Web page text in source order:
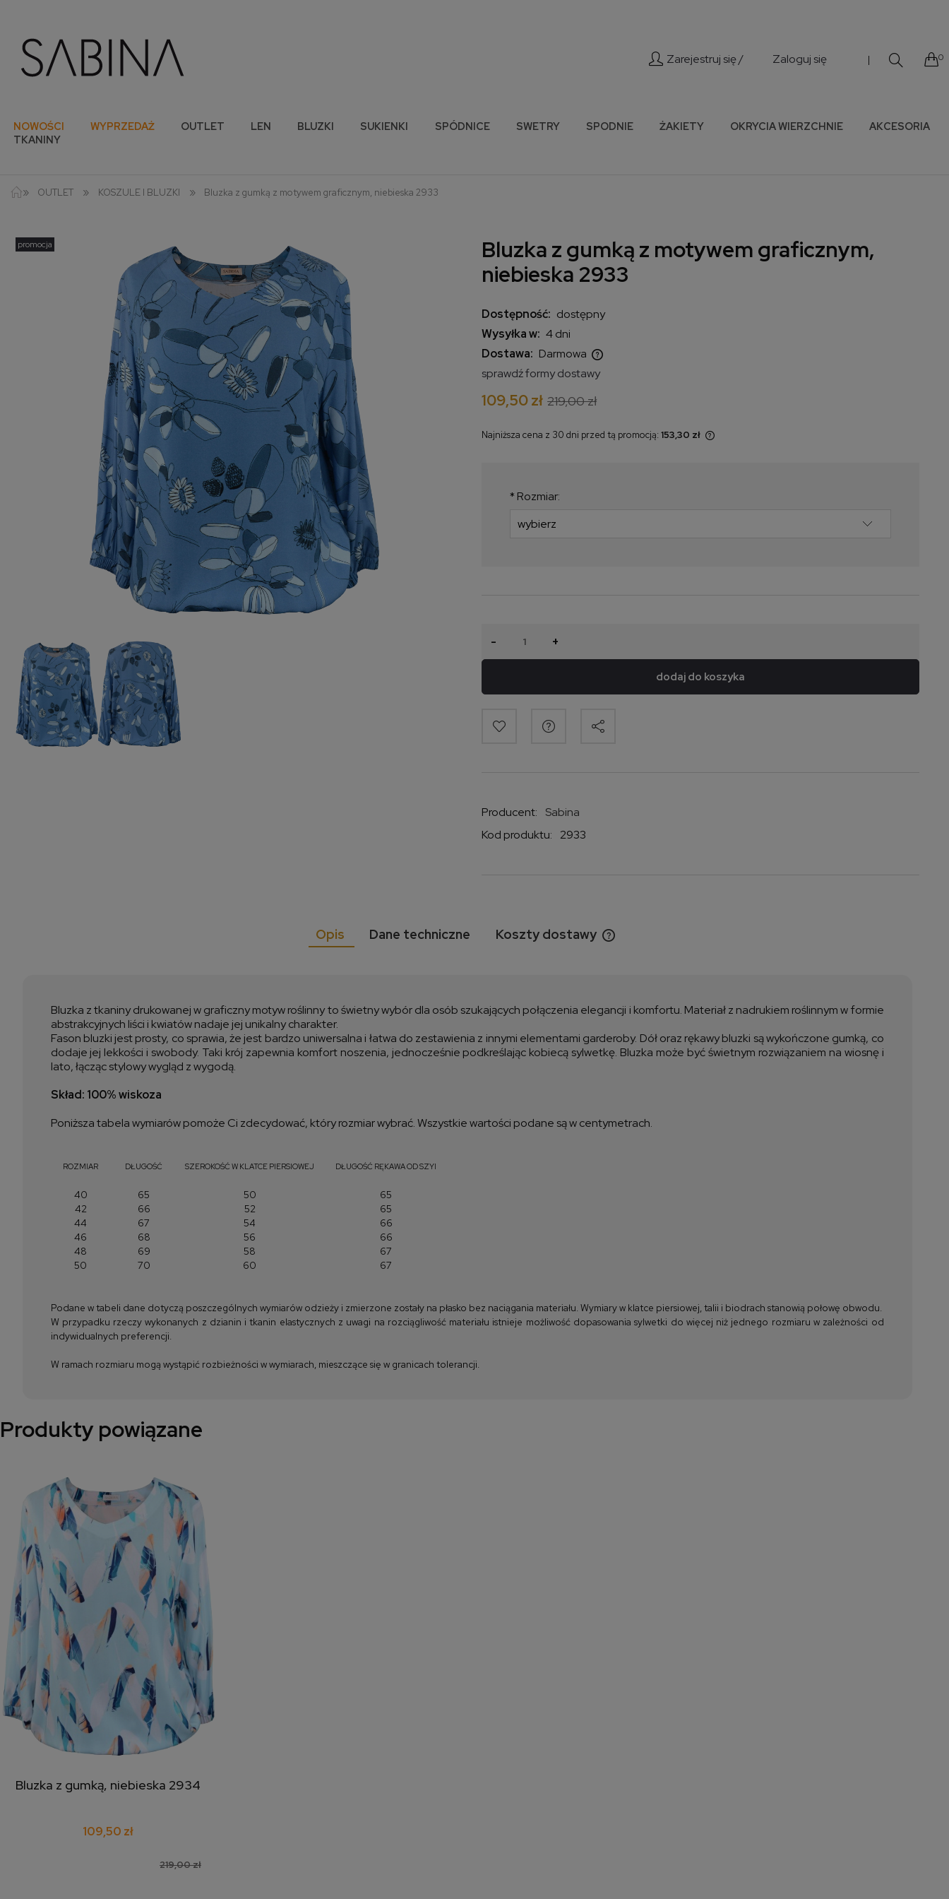
Zarejestruj się / Zaloguj się | 0
NOWOŚCI WYPRZEDAŻ OUTLET LEN BLUZKI SUKIENKI SPÓDNICE SWETRY SPODNIE ŻAKIETY OKRYCIA WIERZCHNIE
AKCESORIA
TKANINY
» OUTLET » KOSZULE I BLUZKI » Bluzka z gumką z motywem graficznym, niebieska 2933
promocja
Bluzka z gumką z motywem graficznym,
niebieska 2933
Dostępność: dostępny
Wysyłka w: 4 dni
Dostawa: Darmowa
kosztów płatności
sprawdź formy dostawy
109,50 zł 219,00 zł
Najniższa cena z 30 dni przed tą promocją: 153,30 zł
najniższa cena od momentu, kiedy
* Rozmiar:
- +
dodaj do koszyka
Producent:
Sabina
Kod produktu:
2933
Opis Dane techniczne Koszty dostawy
Bluzka z tkaniny drukowanej w graficzny motyw roślinny to świetny wybór dla osób szukających połączenia elegancji i komfortu. Materiał z nadrukiem roślinnym w formie
abstrakcyjnych liści i kwiatów nadaje jej unikalny charakter.
Fason bluzki jest prosty, co sprawia, że jest bardzo uniwersalna i łatwa do zestawienia z innymi elementami garderoby. Dół oraz rękawy bluzki są wykończone gumką, co
dodaje jej lekkości i swobody. Taki krój zapewnia komfort noszenia, jednocześnie podkreślając kobiecą sylwetkę. Bluzka może być świetnym rozwiązaniem na wiosnę i
lato, łącząc stylowy wygląd z wygodą.
Skład: 100% wiskoza
Poniższa tabela wymiarów pomoże Ci zdecydować, który rozmiar wybrać. Wszystkie wartości podane są w centymetrach.
ROZMIAR DŁUGOŚĆ SZEROKOŚĆ W KLATCE PIERSIOWEJ DŁUGOŚĆ RĘKAWA OD SZYI
40 65 50
65
42
66 52
65
44
67 54
66
46
68 56
66
48
69 58
67
50
70 60 67
Podane w tabeli dane dotyczą poszczególnych wymiarów odzieży i zmierzone zostały na płasko bez naciągania materiału. Wymiary w klatce piersiowej, talii i biodrach stanowią połowę obwodu.
W przypadku rzeczy wykonanych z dzianin i tkanin elastycznych z uwagi na rozciągliwość materiału istnieje możliwość dopasowania sylwetki do więcej niż jednego rozmiaru w zależności od
indywidualnych preferencji.
W ramach rozmiaru mogą wystąpić rozbieżności w wymiarach, mieszczące się w granicach tolerancji.
Produkty powiązane
dodaj do koszyka
Bluzka z gumką, niebieska 2934
219,00 zł
109,50 zł